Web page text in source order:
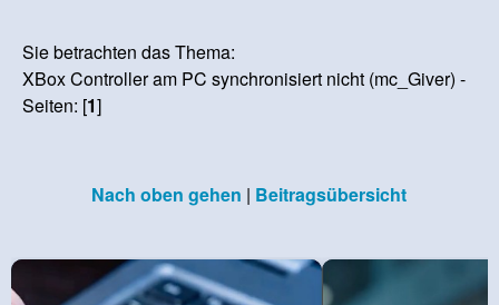
Sie betrachten das Thema:
XBox Controller am PC synchronisiert nicht (mc_Giver) -
Seiten: [1]
Nach oben gehen | Beitragsübersicht